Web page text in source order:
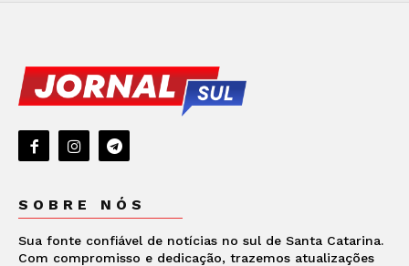
SOBRE NÓS
Sua fonte confiável de notícias no sul de Santa Catarina.
Com compromisso e dedicação, trazemos atualizações